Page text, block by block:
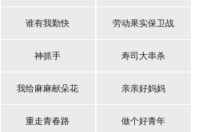
谁有我勤快 劳动果实保卫战
神抓手 寿司大串杀
我给麻麻献朵花 亲亲好妈妈
重走青春路 做个好青年